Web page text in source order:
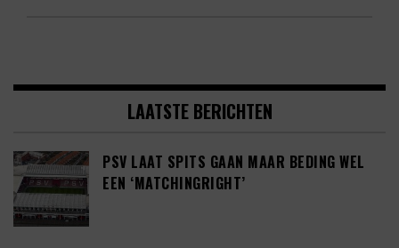
LAATSTE BERICHTEN
PSV LAAT SPITS GAAN MAAR BEDING WEL
EEN ‘MATCHINGRIGHT’